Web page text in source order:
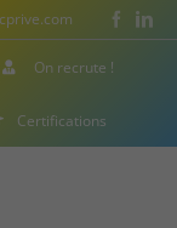
On recrute !
Certifications